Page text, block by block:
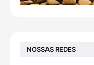
NOSSAS REDES